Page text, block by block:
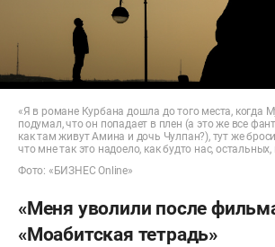
«Я в романе Курбана дошла до того места, когда
подумал, что он попадает в плен (а это же все
как там живут Амина и дочь Чулпан?), тут же
что мне так это надоело, как будто нас,
Фото: «БИЗНЕС Online»
«Меня уволили после
«Моабитская тетрадь»